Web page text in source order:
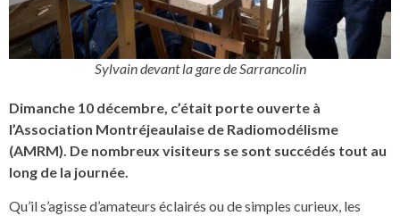
Sylvain devant la gare de Sarrancolin
Dimanche 10 décembre, c’était porte ouverte à
l’Association Montréjeaulaise de Radiomodélisme
(AMRM). De nombreux visiteurs se sont succédés tout au
long de la journée.
Qu’il s’agisse d’amateurs éclairés ou de simples curieux, les